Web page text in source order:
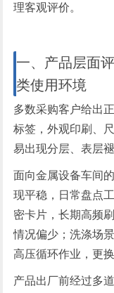
理客观评价。
一、产品层面
类使用环境
多数采购客户给出
标签，外观印刷、
易出现分层、表层
面向金属设备车间
现平稳，日常盘点
密卡片，长期高频
情况偏少；洗涤场
高压循环作业，更
产品出厂前经过多